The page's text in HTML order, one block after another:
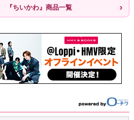
『ちいかわ』商品一覧